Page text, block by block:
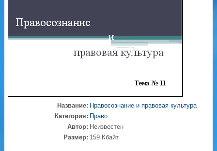
Название: Правосознание и правовая культура
Категория: Право
Автор: Неизвестен
Размер: 159 Кбайт